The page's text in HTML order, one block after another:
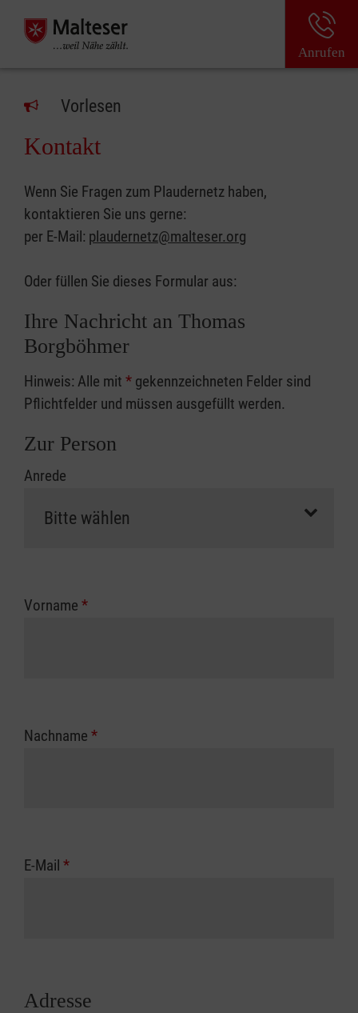
Anrufen
Vorlesen
Kontakt
Wenn Sie Fragen zum Plaudernetz haben,
kontaktieren Sie uns gerne:
per E-Mail: plaudernetz@malteser.org
Oder füllen Sie dieses Formular aus:
Ihre Nachricht an Thomas
Borgböhmer
Hinweis: Alle mit * gekennzeichneten Felder sind
Pflichtfelder und müssen ausgefüllt werden.
Zur Person
Anrede
Vorname *
Nachname *
E-Mail *
Adresse